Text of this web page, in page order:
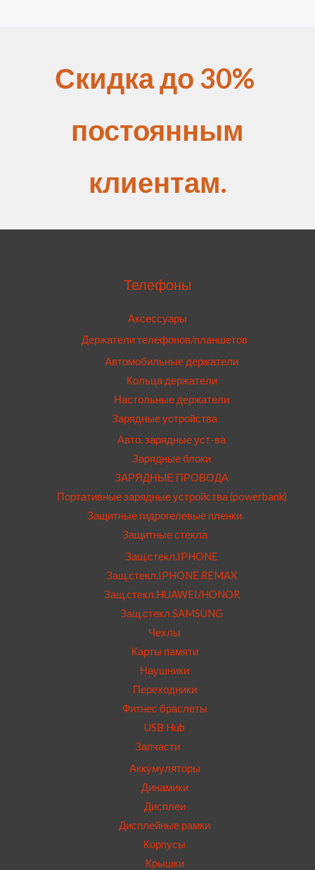
Скидка до 30%
постоянным
клиентам.
Телефоны
Аксессуары
Держатели телефонов/планшетов
Автомобильные держатели
Кольца держатели
Настольные держатели
Зарядные устройства
Авто. зарядные уст-ва
Зарядные блоки
ЗАРЯДНЫЕ ПРОВОДА
Портативные зарядные устройства (powerbank)
Защитные гидрогелевые пленки
Защитные стекла
Защ.стекл.IPHONE
Защ.стекл.IPHONE.REMAX
Защ.стекл.HUAWEI/HONOR
Защ.стекл.SAMSUNG
Чехлы
Карты памяти
Наушники
Переходники
Фитнес браслеты
USB Hub
Запчасти
Аккумуляторы
Динамики
Дисплеи
Дисплейные рамки
Корпусы
Крышки